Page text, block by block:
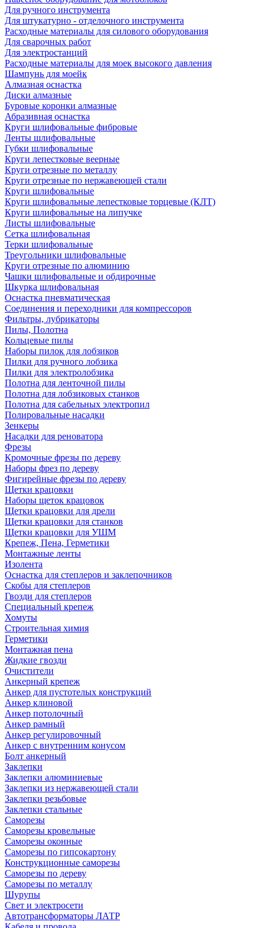
Для ручного инструмента
Для штукатурно - отделочного инструмента
Расходные материалы для силового оборудования
Для сварочных работ
Для электростанций
Расходные материалы для моек высокого давления
Шампунь для моейк
Алмазная оснастка
Диски алмазные
Буровые коронки алмазные
Абразивная оснастка
Круги шлифовальные фибровые
Ленты шлифовальные
Губки шлифовальные
Круги лепестковые веерные
Круги отрезные по металлу
Круги отрезные по нержавеющей стали
Круги шлифовальные
Круги шлифовальные лепестковые торцевые (КЛТ)
Круги шлифовальные на липучке
Листы шлифовальные
Сетка шлифовальная
Терки шлифовальные
Треугольники шлифовальные
Круги отрезные по алюминию
Чашки шлифовальные и обдирочные
Шкурка шлифовальная
Оснастка пневматическая
Соединения и переходники для компрессоров
Фильтры, лубрикаторы
Пилы, Полотна
Кольцевые пилы
Наборы пилок для лобзиков
Пилки для ручного лобзика
Пилки для электролобзика
Полотна для ленточной пилы
Полотна для лобзиковых станков
Полотна для сабельных электропил
Полировальные насадки
Зенкеры
Насадки для реноватора
Фрезы
Кромочные фрезы по дереву
Наборы фрез по дереву
Фигирейные фрезы по дереву
Щетки крацовки
Наборы щеток крацовок
Щетки крацовки для дрели
Щетки крацовки для станков
Щетки крацовки для УШМ
Крепеж, Пена, Герметики
Монтажные ленты
Изолента
Оснастка для степлеров и заклепочников
Скобы для степлеров
Гвозди для степлеров
Специальный крепеж
Хомуты
Строительная химия
Герметики
Монтажная пена
Жидкие гвозди
Очистители
Анкерный крепеж
Анкер для пустотелых конструкций
Анкер клиновой
Анкер потолочный
Анкер рамный
Анкер регулировочный
Анкер с внутренним конусом
Болт анкерный
Заклепки
Заклепки алюминиевые
Заклепки из нержавеющей стали
Заклепки резьбовые
Заклепки стальные
Саморезы
Саморезы кровельные
Саморезы оконные
Саморезы по гипсокартону
Конструкционные саморезы
Саморезы по дереву
Саморезы по металлу
Шурупы
Свет и электросети
Автотрансформаторы ЛАТР